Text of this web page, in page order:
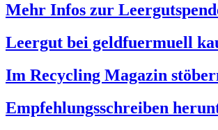
Mehr Infos zur
Leergut bei geldfuermuell
Im Recycling Magazin
Empfehlungsschreiben